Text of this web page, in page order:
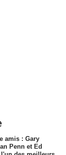
amis : Gary
Penn et Ed